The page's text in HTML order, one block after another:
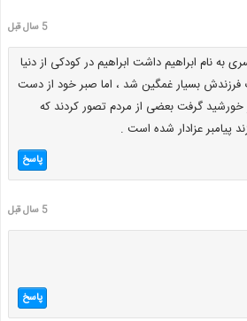
5 سال قبل
به نام ابراهيم داشت ابراهيم در كودكى از دنيا
فرزندش بسيار غمگين شد ، اما صبر خود از دست
خورشيد گرفت بعضى از مردم تصور كردند كه
پيامبر عزادار شده است .
پاسخ
5 سال قبل
پاسخ